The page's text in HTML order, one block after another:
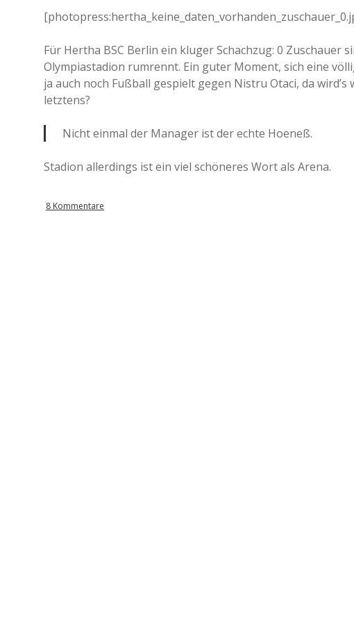
Für Hertha BSC Berlin ein kluger Schachzug: 0 Zuschauer
Olympiastadion rumrennt. Ein guter Moment, sich eine
ja auch noch Fußball gespielt gegen Nistru Otaci, da wird’s
letztens?
Nicht einmal der Manager ist der echte Hoeneß.
Stadion allerdings ist ein viel schöneres Wort als Arena.
8 Kommentare